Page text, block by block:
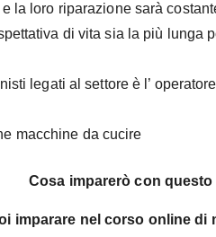
la loro riparazione sarà
di vita sia la più lunga
legati al settore è l’
macchine da cucire
Cosa imparerò con
imparare nel corso online di